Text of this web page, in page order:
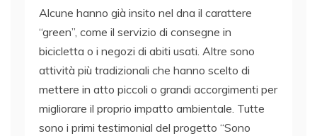
Alcune hanno già insito nel dna il carattere
“green”, come il servizio di consegne in
bicicletta o i negozi di abiti usati. Altre sono
attività più tradizionali che hanno scelto di
mettere in atto piccoli o grandi accorgimenti per
migliorare il proprio impatto ambientale. Tutte
sono i primi testimonial del progetto “Sono